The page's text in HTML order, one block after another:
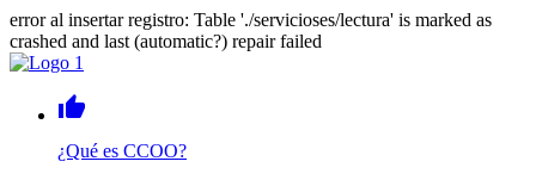
error al insertar registro: Table './servicioses/lectura' is marked as
crashed and last (automatic?) repair failed
thumb_up
¿Qué es CCOO?